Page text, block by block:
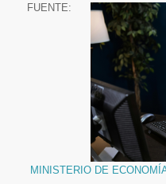
FUENTE:
MINISTERIO DE